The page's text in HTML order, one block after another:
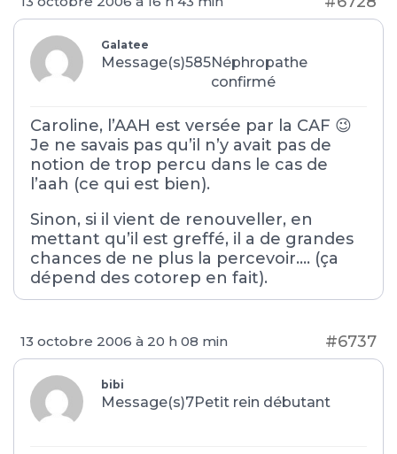
Galatee
Message(s)585Néphropathe
confirmé
Caroline, l’AAH est versée par la CAF 😉
Je ne savais pas qu’il n’y avait pas de
notion de trop percu dans le cas de
l’aah (ce qui est bien).
Sinon, si il vient de renouveller, en
mettant qu’il est greffé, il a de grandes
chances de ne plus la percevoir…. (ça
dépend des cotorep en fait).
13 octobre 2006 à 20 h 08 min #6737
bibi
Message(s)7Petit rein débutant